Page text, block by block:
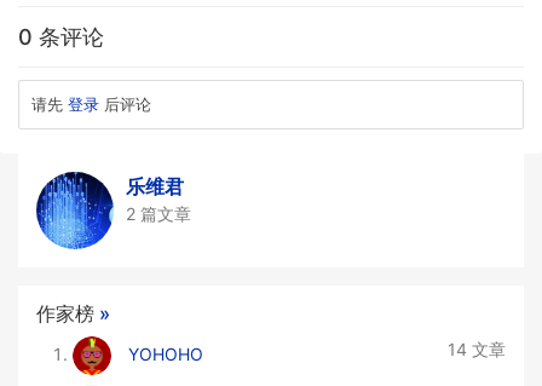
0 条评论
请先 登录 后评论
乐维君
2 篇文章
作家榜 »
YOHOHO 14 文章